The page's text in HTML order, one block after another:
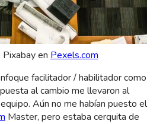
en Pexels.com
facilitador / habilitador como
al cambio me llevaron al
Aún no me habían puesto el
Master, pero estaba cerquita de